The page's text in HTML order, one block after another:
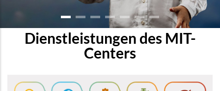
Dienstleistungen des MIT-
Centers